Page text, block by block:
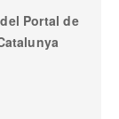
y moda
Portal de